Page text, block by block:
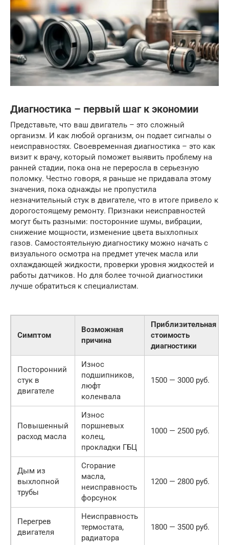
Диагностика – первый шаг к экономии
Представьте, что ваш двигатель – это сложный
организм. И как любой организм, он подает сигналы о
неисправностях. Своевременная диагностика – это как
визит к врачу, который поможет выявить проблему на
ранней стадии, пока она не переросла в серьезную
поломку. Честно говоря, я раньше не придавала этому
значения, пока однажды не пропустила
незначительный стук в двигателе, что в итоге привело к
дорогостоящему ремонту. Признаки неисправностей
могут быть разными: посторонние шумы, вибрации,
снижение мощности, изменение цвета выхлопных
газов. Самостоятельную диагностику можно начать с
визуального осмотра на предмет утечек масла или
охлаждающей жидкости, проверки уровня жидкостей и
работы датчиков. Но для более точной диагностики
лучше обратиться к специалистам.
Симптом
Возможная
причина
Приблизительная
стоимость
диагностики
Посторонний
стук в
двигателе
Износ
подшипников,
люфт
коленвала
1500 — 3000 руб.
Повышенный
расход масла
Износ
поршневых
колец,
прокладки ГБЦ
1000 — 2500 руб.
Дым из
выхлопной
трубы
Сгорание
масла,
неисправность
форсунок
1200 — 2800 руб.
Перегрев
двигателя
Неисправность
термостата,
радиатора
1800 — 3500 руб.